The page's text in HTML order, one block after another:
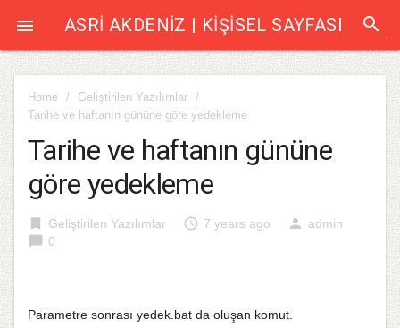
 ASRI AKDENIZ | KIŞISEL SAYFASI search
Home / Geliştirilen Yazılımlar /
Tarihe ve haftanın gününe göre yedekleme
Tarihe ve haftanın gününe
göre yedekleme
bookmark Geliştirilen Yazılımlar access_time 7 years ago person admin
chat_bubble 0
Parametre sonrası yedek.bat da oluşan komut.